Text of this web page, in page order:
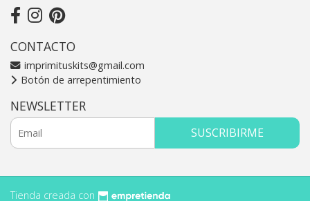
CONTACTO
imprimituskits@gmail.com
Botón de arrepentimiento
NEWSLETTER
SUSCRIBIRME
Tienda creada con